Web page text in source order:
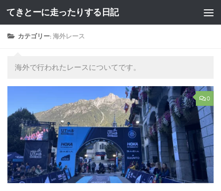
コンテンツへスキップ
てきとーに走ったりする日記
カテゴリー:海外レース
海外で行われたレースについてです。
0